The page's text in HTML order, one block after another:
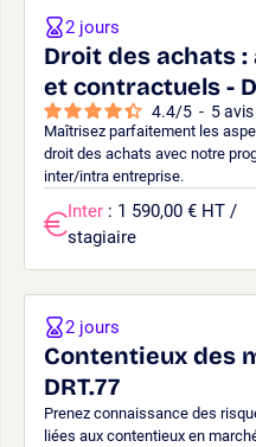
Droit des achats
et contractuels -
4.4/5 - 5avis
Maîtrisez parfaitement les
droit des achats avec notre
inter/intra entreprise.
2 jours
Inter : 1 590,00 € HT /
stagiaire
Contentieux des
DRT.77
Prenez connaissance des
liées aux contentieux en
2 jours